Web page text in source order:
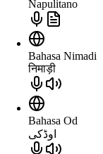
Napulitano
Bahasa Nimadi
निमाड़ी
Bahasa Od
اوڈکی